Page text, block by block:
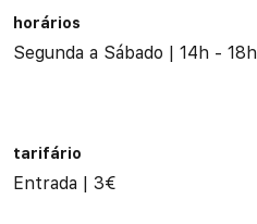
horários
Segunda a Sábado | 14h - 18h
tarifário
Entrada | 3€